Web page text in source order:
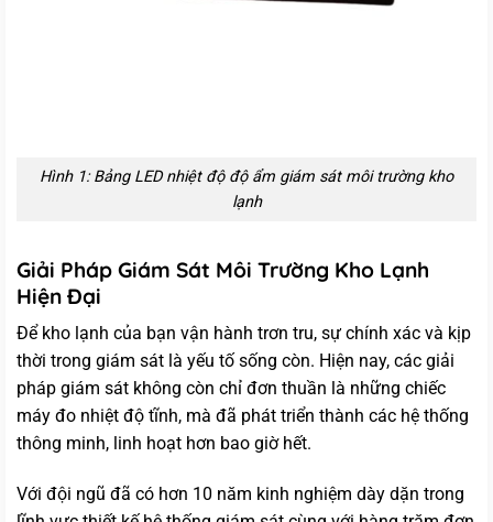
Hình 1: Bảng LED nhiệt độ độ ẩm giám sát môi trường kho
lạnh
Giải Pháp Giám Sát Môi Trường Kho Lạnh
Hiện Đại
Để kho lạnh của bạn vận hành trơn tru, sự chính xác và kịp
thời trong giám sát là yếu tố sống còn. Hiện nay, các giải
pháp giám sát không còn chỉ đơn thuần là những chiếc
máy đo nhiệt độ tĩnh, mà đã phát triển thành các hệ thống
thông minh, linh hoạt hơn bao giờ hết.
Với đội ngũ đã có hơn 10 năm kinh nghiệm dày dặn trong